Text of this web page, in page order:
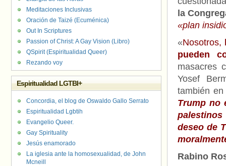
la
«plan
«Nosotros,
pueden
masacres
Yosef
también
Trump no
deseo de
Rabino
Meditaciones Inclusivas
Oración de Taizé (Ecuménica)
Out In Scriptures
Passion of Christ: A Gay Vision (Libro)
QSpirit (Espiritualidad Queer)
Rezando voy
Espiritualidad LGTBI+
Concordia, el blog de Oswaldo Gallo Serrato
Espiritualidad Lgbtih
Evangelio Queer.
Gay Spirituality
Jesús enamorado
La iglesia ante la homosexualidad, de John
Mcneill